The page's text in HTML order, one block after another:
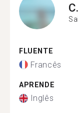
C.
FLUENTE
Francês
APRENDE
Inglês